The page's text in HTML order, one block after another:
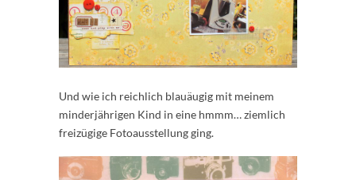
Und wie ich reichlich blauäugig mit meinem
minderjährigen Kind in eine hmmm… ziemlich
freizügige Fotoausstellung ging.